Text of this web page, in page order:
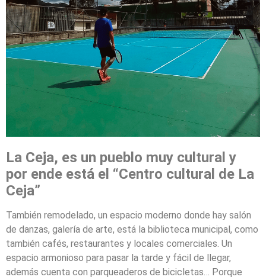
La Ceja, es un pueblo muy cultural y
por ende está el “Centro cultural de La
Ceja”
También remodelado, un espacio moderno donde hay salón
de danzas, galería de arte, está la biblioteca municipal, como
también cafés, restaurantes y locales comerciales. Un
espacio armonioso para pasar la tarde y fácil de llegar,
además cuenta con parqueaderos de bicicletas… Porque